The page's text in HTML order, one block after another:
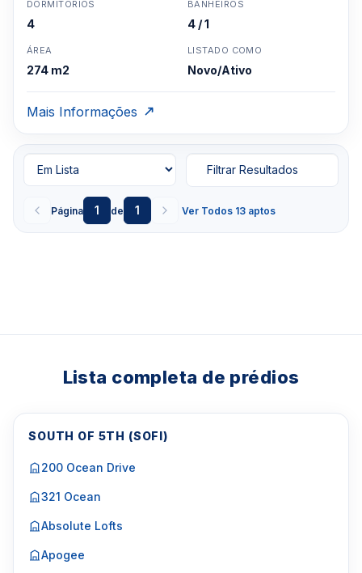
DORMITÓRIOS
4
BANHEIROS
4 / 1
ÁREA
274 m2
LISTADO COMO
Novo/Ativo
Mais Informações
Página 1 de 1 Ver Todos 13 aptos
Filtrar Resultados
Lista completa de prédios
SOUTH OF 5TH (SOFI)
200 Ocean Drive
321 Ocean
Absolute Lofts
Apogee